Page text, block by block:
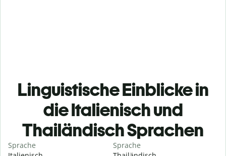
Linguistische Einblicke in
die Italienisch und
Thailändisch Sprachen
Sprache
Sprache